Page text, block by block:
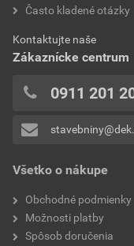
hodnotilo 0
Pridávať
Všetko o nákupe
Obchodné podmienky
Možnosti platby
Spôsob doručenia
Často kladené otázky
Kontaktujte naše
Zákaznícke centrum
0911 201